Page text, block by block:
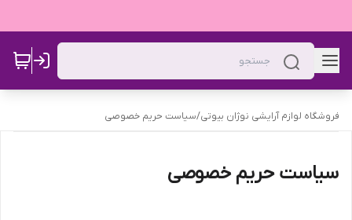
فروشگاه لوازم آرایشی نوژان بیوتی/سیاست حریم خصوصی
سیاست حریم خصوصی